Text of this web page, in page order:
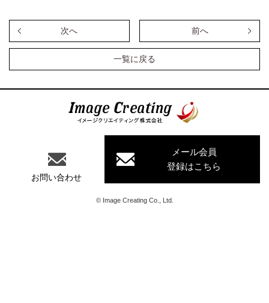
次へ 前へ
一覧に戻る
お問い合わせ
メール会員
登録はこちら
© Image Creating Co., Ltd.